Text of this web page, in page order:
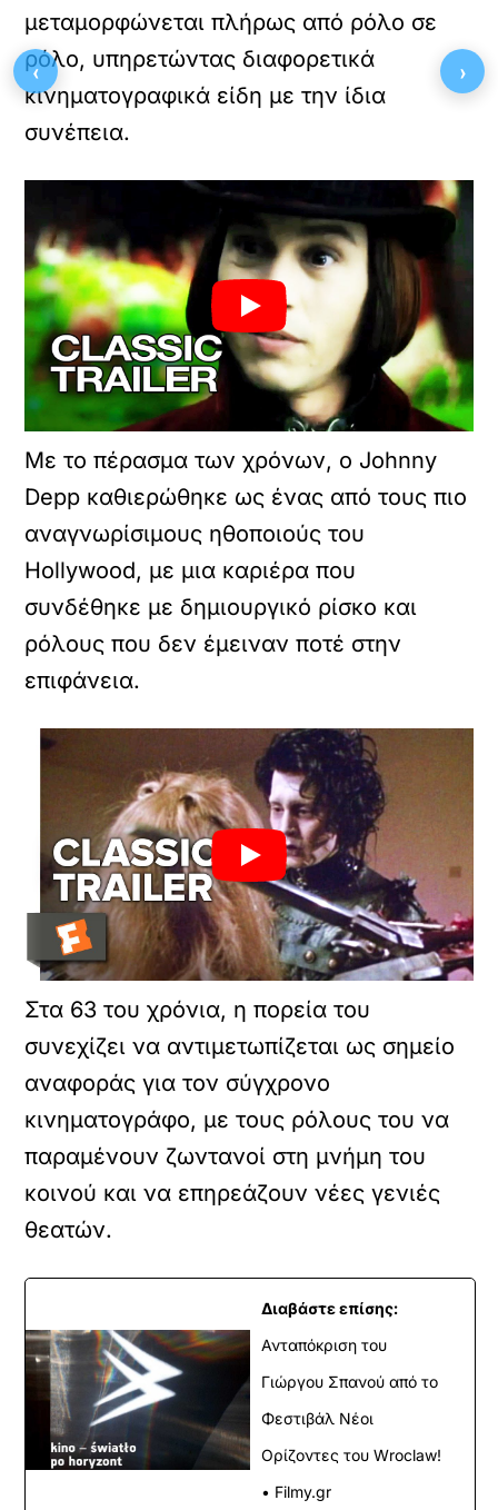
μεταμορφώνεται πλήρως από ρόλο σε
ρόλο, υπηρετώντας διαφορετικά
κινηματογραφικά είδη με την ίδια
συνέπεια.
Με το πέρασμα των χρόνων, ο Johnny
Depp καθιερώθηκε ως ένας από τους πιο
αναγνωρίσιμους ηθοποιούς του
Hollywood, με μια καριέρα που
συνδέθηκε με δημιουργικό ρίσκο και
ρόλους που δεν έμειναν ποτέ στην
επιφάνεια.
Στα 63 του χρόνια, η πορεία του
συνεχίζει να αντιμετωπίζεται ως σημείο
αναφοράς για τον σύγχρονο
κινηματογράφο, με τους ρόλους του να
παραμένουν ζωντανοί στη μνήμη του
κοινού και να επηρεάζουν νέες γενιές
θεατών.
Διαβάστε επίσης:
Ανταπόκριση του
Γιώργου Σπανού από το
Φεστιβάλ Νέοι
Ορίζοντες του Wroclaw!
• Filmy.gr
‹ ›